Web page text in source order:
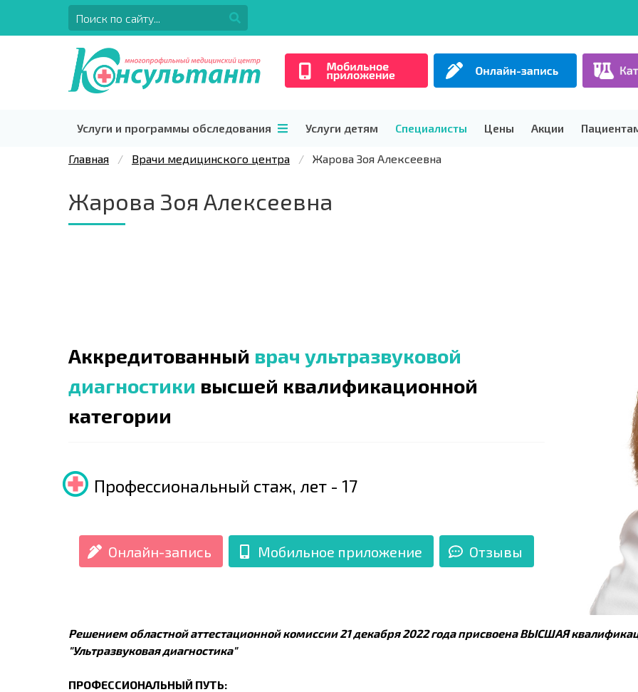
Услуги и программы обследования Услуги детям Специалисты Цены Акции
Главная Врачи медицинского центра Жарова Зоя Алексеевна
Жарова Зоя Алексеевна
Аккредитованный врач ультразвуковой
диагностики высшей квалификационной
категории
Профессиональный стаж, лет - 17
Онлайн-запись Мобильное приложение Отзывы
Решением областной аттестационной комиссии 21 декабря 2022 года присвоена ВЫСШАЯ
"Ультразвуковая диагностика"
ПРОФЕССИОНАЛЬНЫЙ ПУТЬ: